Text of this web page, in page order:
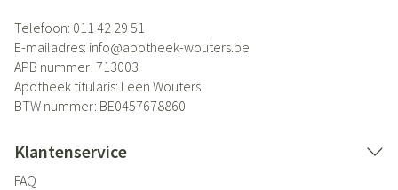
Telefoon: 011 42 29 51
E-mailadres: info@apotheek-wouters.be
APB nummer: 713003
Apotheek titularis: Leen Wouters
BTW nummer: BE0457678860
Klantenservice
FAQ